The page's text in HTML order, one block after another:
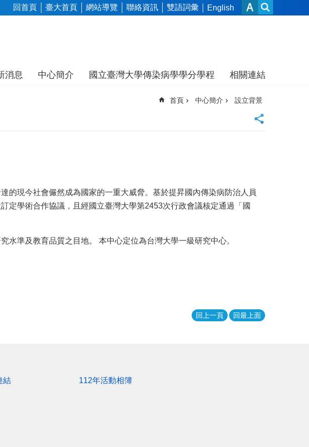
回首頁 臺大首頁 網站導覽 聯絡資訊 雙語詞彙 English
消息 中心簡介 國立臺灣大學傳染病學學分學程 相關連結
首頁 中心簡介 設立背景
的現今社會儼然成為國家的一重大威脅。基於提昇國內傳染病防治人員
定學術合作協議，且經國立臺灣大學第2453次行政會議核定通過「國
準及教育品質之目地。 本中心定位為台灣大學一級研究中心。
回上一頁 回最上面
結 112年活動相簿